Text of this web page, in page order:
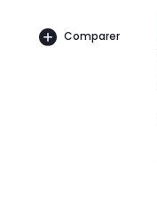
Comparer